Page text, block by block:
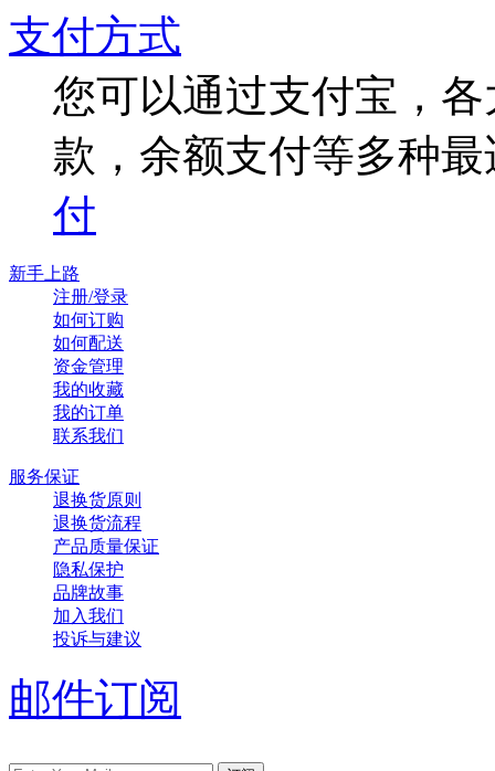
支付方式
您可以通过支付宝，
款，余额支付等多种
付
新手上路
注册/登录
如何订购
如何配送
资金管理
我的收藏
我的订单
联系我们
服务保证
退换货原则
退换货流程
产品质量保证
隐私保护
品牌故事
加入我们
投诉与建议
邮件订阅